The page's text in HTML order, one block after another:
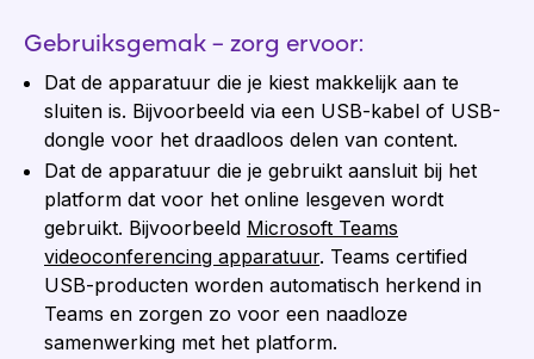
Gebruiksgemak – zorg ervoor:
Dat de apparatuur die je kiest makkelijk aan te
sluiten is. Bijvoorbeeld via een USB-kabel of USB-
dongle voor het draadloos delen van content.
Dat de apparatuur die je gebruikt aansluit bij het
platform dat voor het online lesgeven wordt
gebruikt. Bijvoorbeeld Microsoft Teams
videoconferencing apparatuur. Teams certified
USB-producten worden automatisch herkend in
Teams en zorgen zo voor een naadloze
samenwerking met het platform.